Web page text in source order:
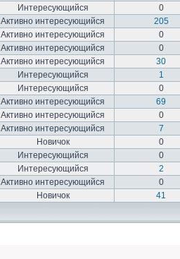
Интересующийся 0
Активно интересующийся 205
Активно интересующийся 0
Активно интересующийся 0
Активно интересующийся 30
Интересующийся 1
Интересующийся 0
Активно интересующийся 69
Активно интересующийся 0
Активно интересующийся 7
Новичок 0
Интересующийся 0
Интересующийся 2
Активно интересующийся 0
Новичок 41